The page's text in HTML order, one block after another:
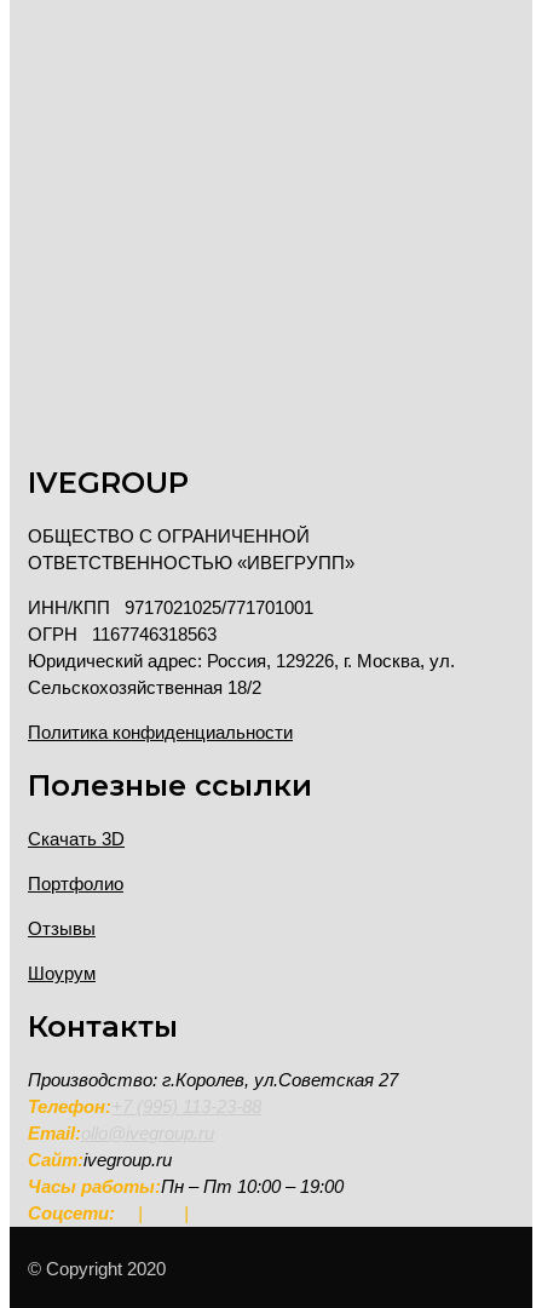
IVEGROUP
ОБЩЕСТВО С ОГРАНИЧЕННОЙ
ОТВЕТСТВЕННОСТЬЮ «ИВЕГРУПП»
ИНН/КПП 9717021025/771701001
ОГРН 1167746318563
Юридический адрес: Россия, 129226, г. Москва, ул.
Сельскохозяйственная 18/2
Политика конфиденциальности
Полезные ссылки
Скачать 3D
Портфолио
Отзывы
Шоурум
Контакты
Производство: г.Королев, ул.Советская 27
Телефон:
Email:
Сайт:ivegroup.ru
Часы работы:Пн – Пт 10:00 – 19:00
Соцсети:
| |
© Copyright 2020